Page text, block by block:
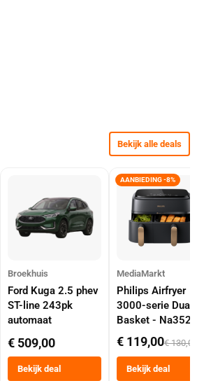
Bekijk alle deals
Broekhuis
Ford Kuga 2.5 phev
ST-line 243pk
automaat
€ 509,00
Bekijk deal
AANBIEDING -8%
MediaMarkt
Philips Airfryer
3000-serie Dual
Basket -
Dubbele Mand 9
Tot 6 Personen
Heteluchtfriteuse
€ 119,00€ 130,00
Bekijk deal